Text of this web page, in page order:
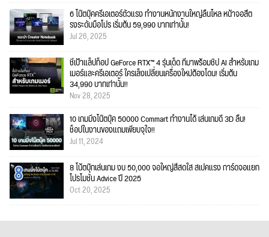
6 โน๊ตบุ๊คครีเอเตอร์ตัวแรง ทำงานหนักงานใหญ่ลื่นไหล หน้าจอสีต
รงระดับมือโปร เริ่มต้น 59,990 บาทเท่านั้น!
Jul 26, 2025
ชี้เป้าแล็ปท็อป GeForce RTX™ 4 รุ่นเด็ด ที่มาพร้อมชิป AI สำหรับเกม
เมอร์และครีเอเตอร์ ใครเล็งเปลี่ยนเครื่องใหม่ต้องโดน! เริ่มต้น
34,990 บาทเท่านั้น!!
Nov 28, 2025
10 เกมมิ่งโน๊ตบุ๊ค 50000 Commart ทำงานได้ เล่นเกมดี 3D ลื่น!
ช็อปในงานของแถมเพียบจุใจ!!
Jul 11, 2024
8 โน้ตบุ๊กเล่นเกม งบ 50,000 จอใหญ่สีสดใส สเปคแรง การ์ดจอแยก
โปรโมชั่น Advice ปี 2025
Oct 20, 2025